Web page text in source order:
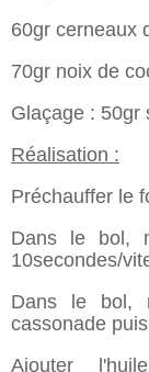
60gr cerneaux
70gr noix de
Glaçage : 50gr
Réalisation :
Préchauffer le
Dans le bol,
10secondes/
Dans le bol,
cassonade
Ajouter